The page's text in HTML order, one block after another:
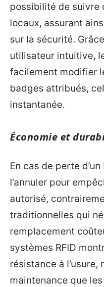
possibilité de suivre
locaux, assurant
sur la sécurité.
utilisateur intuitive,
facilement modifier
badges attribués,
instantanée.
Économie et
En cas de perte
l’annuler pour
autorisé,
traditionnelles qui
remplacement
systèmes RFID
résistance à
maintenance que